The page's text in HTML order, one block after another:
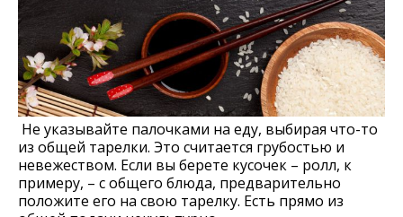
Не указывайте палочками на еду, выбирая что-то
из общей тарелки. Это считается грубостью и
невежеством. Если вы берете кусочек – ролл, к
примеру, – с общего блюда, предварительно
положите его на свою тарелку. Есть прямо из